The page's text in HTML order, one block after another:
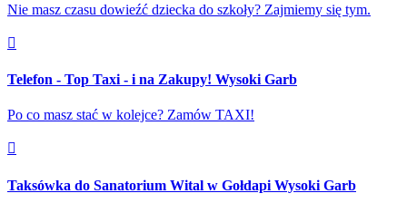
Nie masz czasu dowieźć dziecka do szkoły? Zajmiemy się tym.
Telefon - Top Taxi - i na Zakupy! Wysoki Garb
Po co masz stać w kolejce? Zamów TAXI!
Taksówka do Sanatorium Wital w Gołdapi Wysoki Garb